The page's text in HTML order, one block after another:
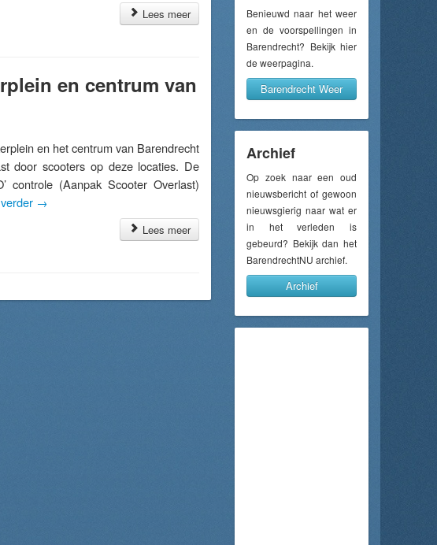
Lees meer
en centrum van
en het centrum van Barendrecht
door scooters op deze locaties. De
controle (Aanpak Scooter Overlast)
→
Lees meer
Benieuwd naar het weer
en de voorspellingen in
Barendrecht? Bekijk hier
de weerpagina.
Barendrecht Weer
Archief
Op zoek naar een oud
nieuwsbericht of gewoon
nieuwsgierig naar wat er
in het verleden is
gebeurd? Bekijk dan het
BarendrechtNU archief.
Archief